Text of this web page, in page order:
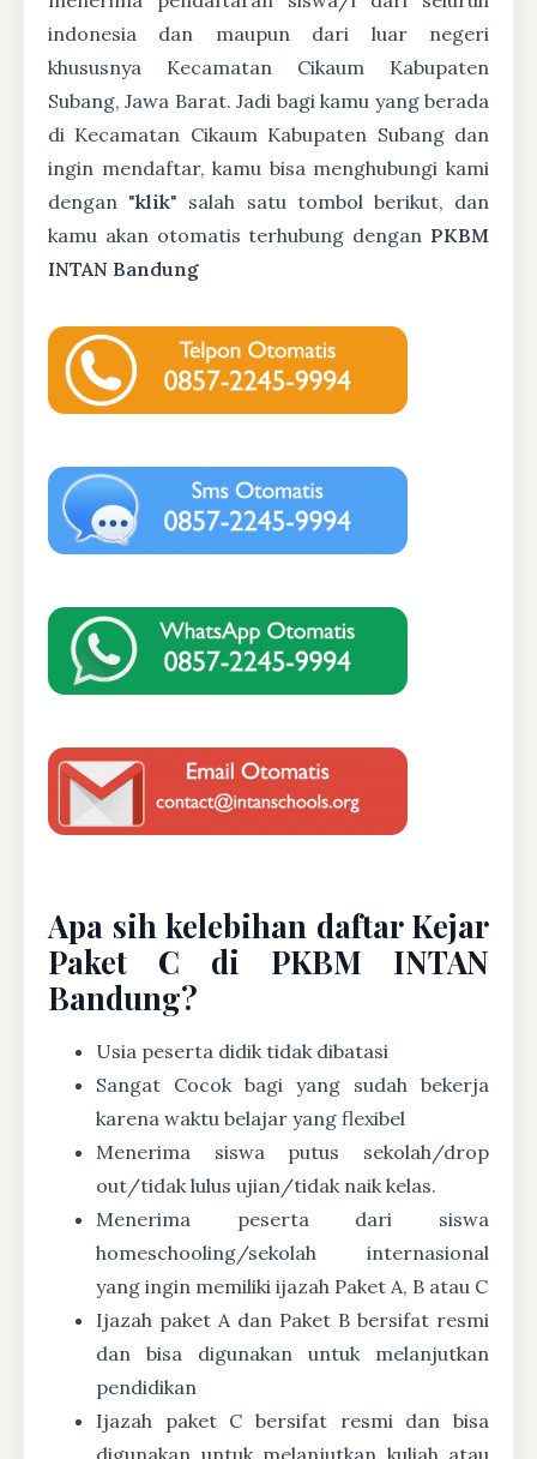
indonesia dan maupun dari luar negeri
khususnya Kecamatan Cikaum Kabupaten
Subang, Jawa Barat. Jadi bagi kamu yang berada
di Kecamatan Cikaum Kabupaten Subang dan
ingin mendaftar, kamu bisa menghubungi kami
dengan "klik" salah satu tombol berikut, dan
kamu akan otomatis terhubung dengan PKBM
INTAN Bandung
Apa sih kelebihan daftar Kejar
Paket C di PKBM INTAN
Bandung?
Usia peserta didik tidak dibatasi
Sangat Cocok bagi yang sudah bekerja
karena waktu belajar yang flexibel
Menerima siswa putus sekolah/drop
out/tidak lulus ujian/tidak naik kelas.
Menerima peserta dari siswa
homeschooling/sekolah internasional
yang ingin memiliki ijazah Paket A, B atau C
Ijazah paket A dan Paket B bersifat resmi
dan bisa digunakan untuk melanjutkan
pendidikan
Ijazah paket C bersifat resmi dan bisa
digunakan untuk melanjutkan kuliah atau